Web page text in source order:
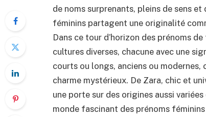
de noms surprenants, pleins de sens et
féminins partagent une originalité
Dans ce tour d’horizon des prénoms
cultures diverses, chacune avec une
courts ou longs, anciens ou
charme mystérieux. De Zara, chic et
une porte sur des origines aussi
monde fascinant des prénoms